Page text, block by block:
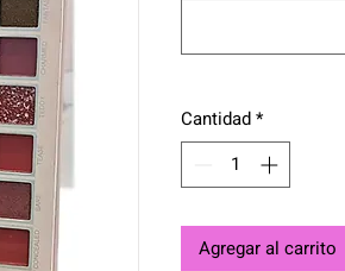
Cantidad*
Agregar al carrito